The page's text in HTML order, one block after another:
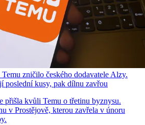
zničilo českého dodavatele Alzy.
poslední kusy, pak dílnu zavřou
přišla kvůli Temu o třetinu byznysu.
v Prostějově, kterou zavřela v únoru